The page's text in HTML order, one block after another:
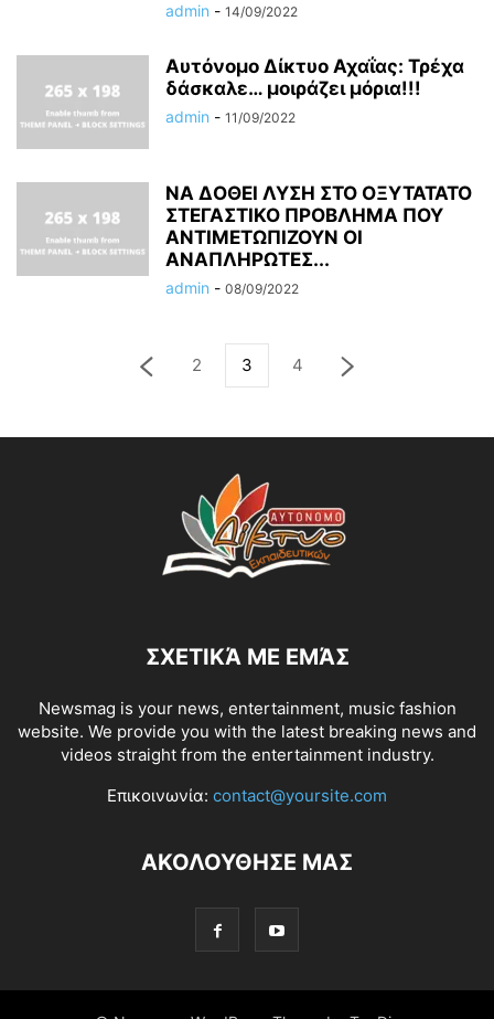
admin - 14/09/2022
Αυτόνομο Δίκτυο Αχαΐας: Τρέχα
δάσκαλε… μοιράζει μόρια!!!
admin - 11/09/2022
ΝΑ ΔΟΘΕΙ ΛΥΣΗ ΣΤΟ ΟΞΥΤΑΤΑΤΟ
ΣΤΕΓΑΣΤΙΚΟ ΠΡΟΒΛΗΜΑ ΠΟΥ
ΑΝΤΙΜΕΤΩΠΙΖΟΥΝ ΟΙ
ΑΝΑΠΛΗΡΩΤΕΣ...
admin - 08/09/2022
2 3 4
ΣΧΕΤΙΚΆ ΜΕ ΕΜΆΣ
Newsmag is your news, entertainment, music fashion
website. We provide you with the latest breaking news and
videos straight from the entertainment industry.
Επικοινωνία: contact@yoursite.com
ΑΚΟΛΟΥΘΗΣΕ ΜΑΣ